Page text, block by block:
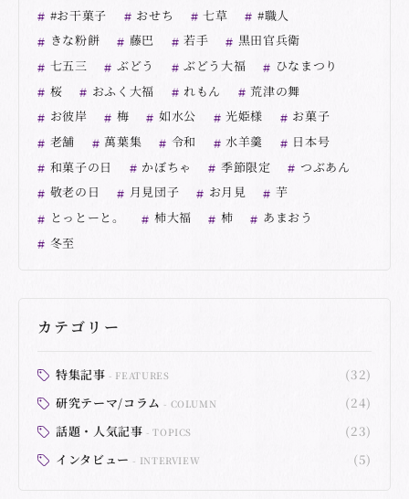
#お干菓子
おせち 七草
#職人
きな粉餅
藤巴 若手
黒田官兵衛
七五三
ぶどう ぶどう大福
ひなまつり
桜
おふく大福 れもん
荒津の舞
お彼岸
梅 如水公 光姫様
お菓子
老舗
萬葉集 令和 水羊羹
日本号
和菓子の日
かぼちゃ 季節限定
つぶあん
敬老の日
月見団子 お月見
芋
とっとーと。
柿大福 柿
あまおう
冬至
カテゴリー
特集記事 FEATURES
(32)
研究テーマ/コラム
COLUMN
(24)
話題・人気記事
TOPICS
(23)
インタビュー
INTERVIEW (5)